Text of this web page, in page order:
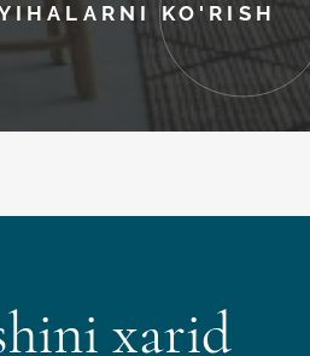
KO'RISH
xarid